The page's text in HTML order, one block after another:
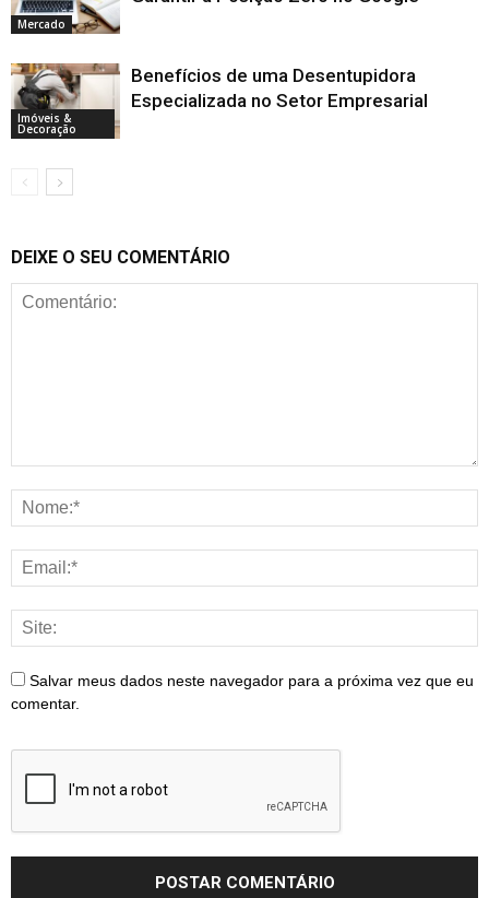
Mercado
Imóveis &
Decoração
Benefícios de uma Desentupidora
Especializada no Setor Empresarial
DEIXE O SEU COMENTÁRIO
Salvar meus dados neste navegador para a próxima vez que eu
comentar.